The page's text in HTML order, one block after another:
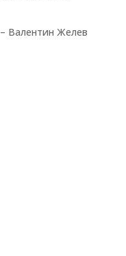
– Валентин Желев